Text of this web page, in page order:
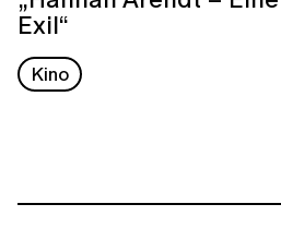
Exil“
Kino